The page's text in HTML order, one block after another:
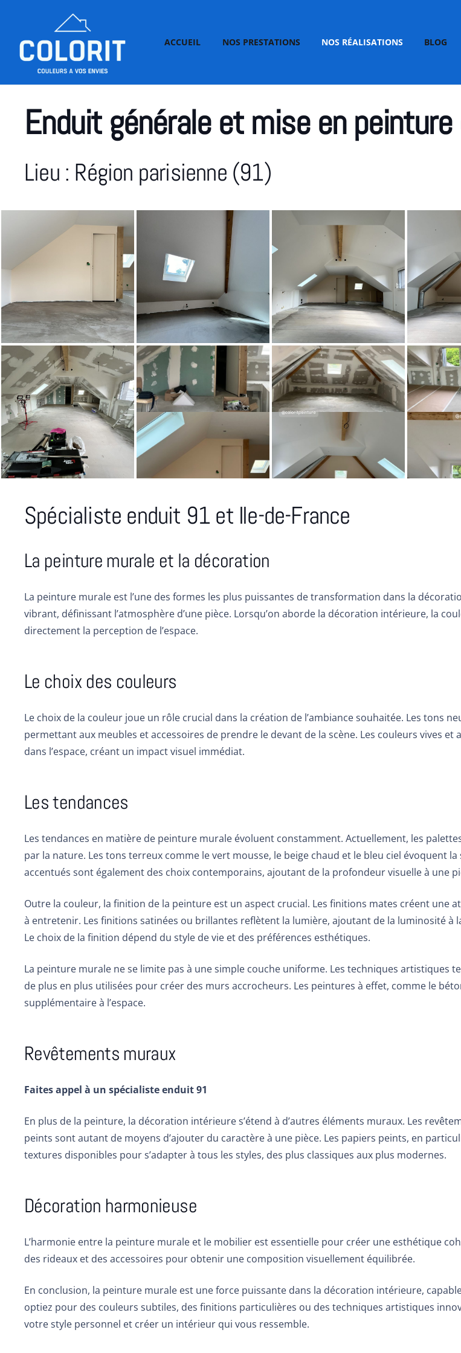
ACCUEIL NOS PRESTATIONS NOS RÉALISATIONS BLOG
Enduit générale et mise en
Lieu : Région parisienne (91)
Spécialiste enduit 91 et Ile-de-France
La peinture murale et la décoration
La peinture murale est l’une des formes les plus puissantes de transformation dans la
vibrant, définissant l’atmosphère d’une pièce. Lorsqu’on aborde la décoration intérieure, la
directement la perception de l’espace.
Le choix des couleurs
Le choix de la couleur joue un rôle crucial dans la création de l’ambiance souhaitée. Les tons
permettant aux meubles et accessoires de prendre le devant de la scène. Les couleurs vives
dans l’espace, créant un impact visuel immédiat.
Les tendances
Les tendances en matière de peinture murale évoluent constamment. Actuellement, les
par la nature. Les tons terreux comme le vert mousse, le beige chaud et le bleu ciel évoquent
accentués sont également des choix contemporains, ajoutant de la profondeur visuelle à une
Outre la couleur, la finition de la peinture est un aspect crucial. Les finitions mates créent une
à entretenir. Les finitions satinées ou brillantes reflètent la lumière, ajoutant de la luminosité à
Le choix de la finition dépend du style de vie et des préférences esthétiques.
La peinture murale ne se limite pas à une simple couche uniforme. Les techniques artistiques
de plus en plus utilisées pour créer des murs accrocheurs. Les peintures à effet, comme le
supplémentaire à l’espace.
Revêtements muraux
Faites appel à un spécialiste enduit 91
En plus de la peinture, la décoration intérieures’étend à d’autres éléments muraux. Les
peints sont autant de moyens d’ajouter du caractère à une pièce. Les papiers peints, en
textures disponibles pour s’adapter à tous les styles, des plus classiques aux plus modernes.
Décoration harmonieuse
L’harmonie entre la peinture murale et le mobilier est essentielle pour créer une esthétique
des rideaux et des accessoires pour obtenir une composition visuellement équilibrée.
En conclusion, la peinture murale est une force puissante dans la décoration intérieure,
optiez pour des couleurs subtiles, des finitions particulières ou des techniques artistiques
votre style personnel et créer un intérieur qui vous ressemble.